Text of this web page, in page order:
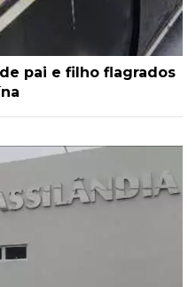
pai e filho flagrados